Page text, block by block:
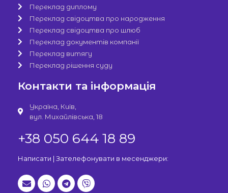
Переклад диплому
Переклад свідоцтва про народження
Переклад свідоцтва про шлюб
Переклад документів компанії
Переклад витягу
Переклад рішення суду
Контакти та інформація
Україна, Київ,
вул. Михайлівська, 18
+38 050 644 18 89
Написати | Зателефонувати в месенджери: